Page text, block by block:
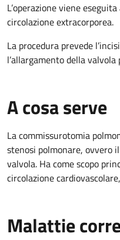
L’operazione viene
circolazione extracorporea.
La procedura prevede
l’allargamento della valvola
A cosa serve
La commissurotomia
stenosi polmonare, ovvero
valvola. Ha come scopo
circolazione
Malattie